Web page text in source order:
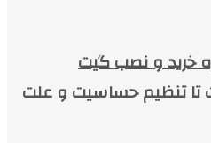
خرید و نصب گیت
تا تنظیم حساسیت و علت